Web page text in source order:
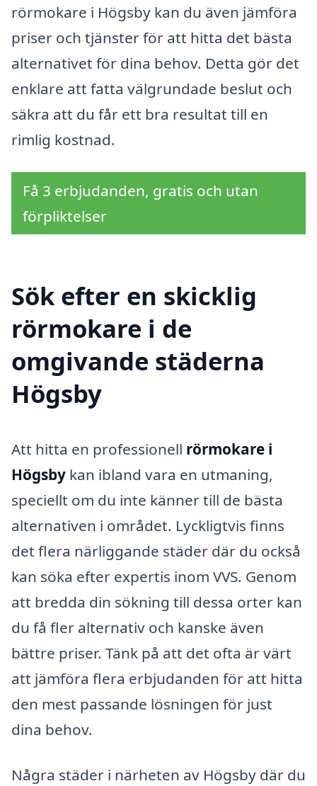
rörmokare i Högsby kan du även jämföra
priser och tjänster för att hitta det bästa
alternativet för dina behov. Detta gör det
enklare att fatta välgrundade beslut och
säkra att du får ett bra resultat till en
rimlig kostnad.
Få 3 erbjudanden, gratis och utan
förpliktelser
Sök efter en skicklig
rörmokare i de
omgivande städerna
Högsby
Att hitta en professionell rörmokare i
Högsby kan ibland vara en utmaning,
speciellt om du inte känner till de bästa
alternativen i området. Lyckligtvis finns
det flera närliggande städer där du också
kan söka efter expertis inom VVS. Genom
att bredda din sökning till dessa orter kan
du få fler alternativ och kanske även
bättre priser. Tänk på att det ofta är värt
att jämföra flera erbjudanden för att hitta
den mest passande lösningen för just
dina behov.
Några städer i närheten av Högsby där du